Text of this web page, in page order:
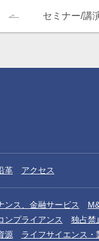
セミナー/講
革 アクセス
ンス、金融サービス
ンプライアンス 独占禁
源 ライフサイエンス・